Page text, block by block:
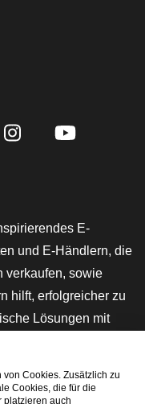
E-
und E-Händlern, die
verkaufen, sowie
hilft, erfolgreicher zu
Lösungen mit
und verfügen über
Cookies. Zusätzlich zu
Cookies, die für die
platzieren auch